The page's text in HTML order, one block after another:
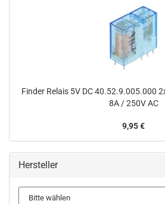
Finder Relais 5V DC 40.52.9.005.000
8A / 250V AC
9,95 €
Hersteller